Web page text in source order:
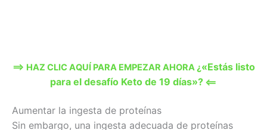
==> HAZ CLIC AQUÍ PARA EMPEZAR AHORA ¿«Estás listo
para el desafío Keto de 19 días»? <==
Aumentar la ingesta de proteínas
Sin embargo, una ingesta adecuada de proteínas